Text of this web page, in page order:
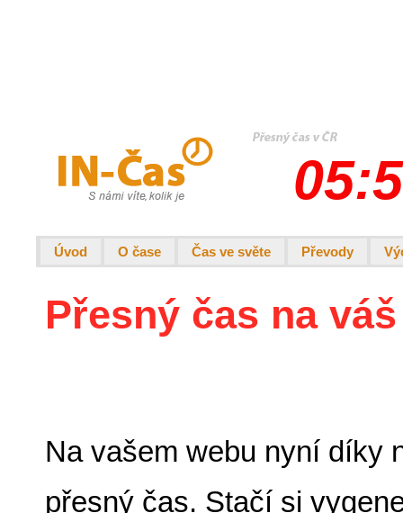
Úvod O čase Čas ve světe Převody
Přesný čas na
Na vašem webu nyní díky
přesný čas. Stačí si